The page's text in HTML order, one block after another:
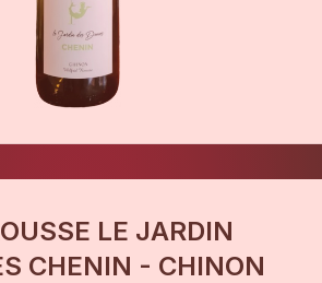
LE JARDIN
CHENIN - CHINON